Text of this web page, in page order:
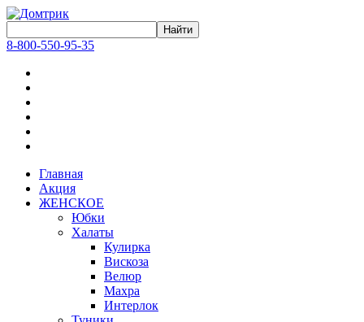
8-800-550-95-35
Главная
Акция
ЖЕНСКОЕ
Юбки
Халаты
Кулирка
Вискоза
Велюр
Махра
Интерлок